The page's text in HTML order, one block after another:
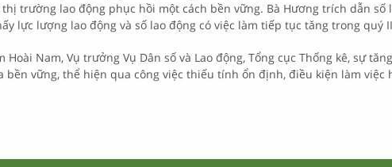
trường lao động phục hồi một cách bền vững. Bà Hương trích dẫn số
lực lượng lao động và số lao động có việc làm tiếp tục tăng trong quý
Hoài Nam, Vụ trưởng Vụ Dân số và Lao động, Tổng cục Thống kê, sự
bền vững, thể hiện qua công việc thiếu tính ổn định, điều kiện làm việc